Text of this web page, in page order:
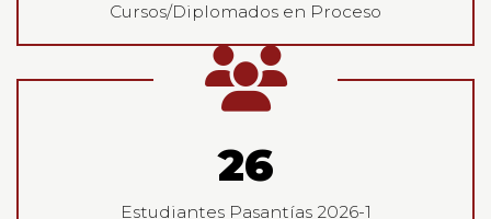
Cursos/Diplomados en Proceso
26
Estudiantes Pasantías 2026-1